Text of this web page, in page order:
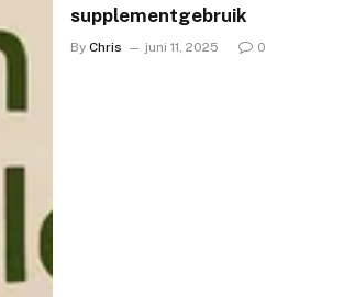
supplementgebruik
By Chris juni 11, 2025 0